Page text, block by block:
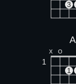
3
A
X O
1
1